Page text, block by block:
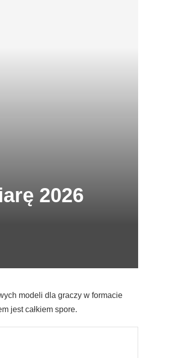
2026
modeli dla graczy w formacie
jest całkiem spore.